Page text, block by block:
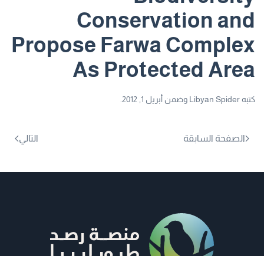
Conservation and
Propose Farwa Complex
As Protected Area
كتبهLibyan Spider وضمن أبريل 1, 2012
الصفحة السابقة التالي